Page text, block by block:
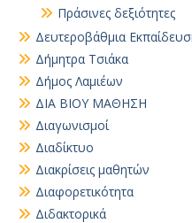
Πράσινες δεξιότητες
Δευτεροβάθμια
Δήμητρα Τσιάκα
Δήμος Λαμιέων
ΔΙΑ ΒΙΟΥ ΜΑΘΗΣΗ
Διαγωνισμοί
Διαδίκτυο
Διακρίσεις μαθητών
Διαφορετικότητα
Διδακτορικά